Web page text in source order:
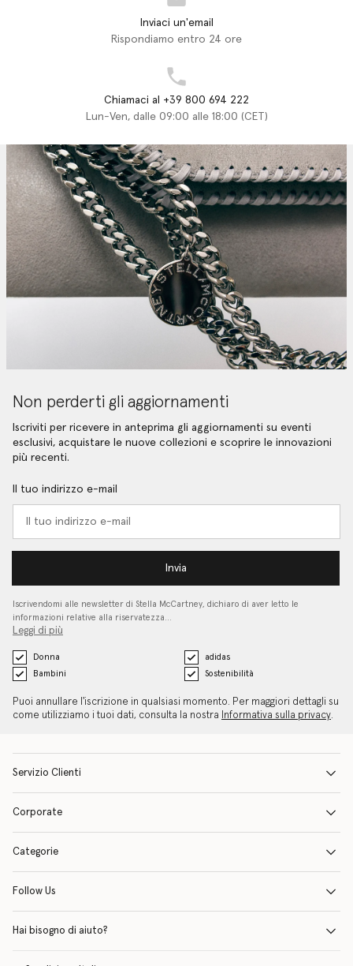
Inviaci un'email
Rispondiamo entro 24 ore
Chiamaci al +39 800 694 222
Lun-Ven, dalle 09:00 alle 18:00 (CET)
Non perderti gli aggiornamenti
Iscriviti per ricevere in anteprima gli aggiornamenti su eventi
esclusivi, acquistare le nuove collezioni e scoprire le innovazioni
più recenti.
Il tuo indirizzo e-mail
Invia
Iscrivendomi alle newsletter di Stella McCartney, dichiaro di aver letto le
informazioni relative alla riservatezza…
Leggi di più
Donna
adidas
Bambini
Sostenibilità
Puoi annullare l'iscrizione in qualsiasi momento. Per maggiori dettagli su
come utilizziamo i tuoi dati, consulta la nostra
Informativa sulla privacy.
Servizio Clienti
Corporate
Categorie
Follow Us
Hai bisogno di aiuto?